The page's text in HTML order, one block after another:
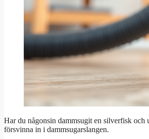
Har du någonsin dammsugit en silverfisk och
försvinna in i dammsugarslangen.